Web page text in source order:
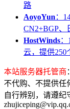
路
AoyoYun ：
CN2+BGP、
HostWinds
云，提供250
本站服务器托管商 ：
不代购、不提供任
自行辨别，请遵纪